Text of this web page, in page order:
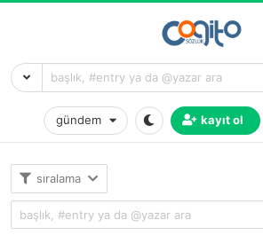
gündem kayıt ol
sıralama